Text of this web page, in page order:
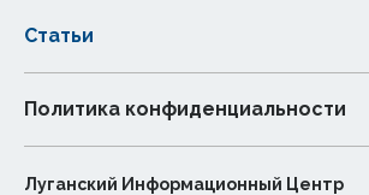
Статьи
Политика конфиденциальности
Луганский Информационный Центр